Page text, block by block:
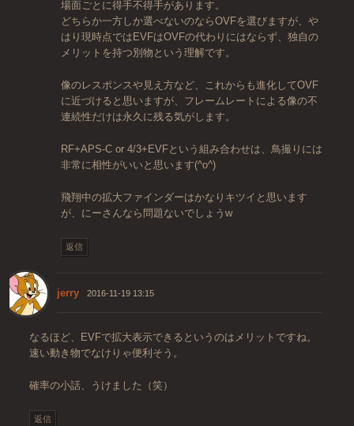
場面ごとに得手不得手があります。
どちらか一方しか選べないのならOVFを選びますが、や
はり現時点ではEVFはOVFの代わりにはならず、独自の
メリットを持つ別物という理解です。
像のレスポンスや見え方など、これからも進化してOVF
に近づけると思いますが、フレームレートによる像の不
連続性だけは永久に残る気がします。
RF+APS-C or 4/3+EVFという組み合わせは、鳥撮りには
非常に相性がいいと思います(^o^)
飛翔中の拡大ファインダーはかなりキツイと思います
が、にーさんなら問題ないでしょうw
返信
jerry 2016-11-19 13:15
なるほど、EVFで拡大表示できるというのはメリットですね。
速い動き物でなけりゃ便利そう。
確率の小話、うけました（笑）
返信